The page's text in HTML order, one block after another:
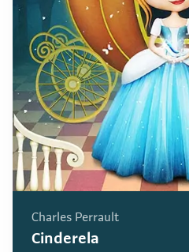
Charles Perrault
Cinderela